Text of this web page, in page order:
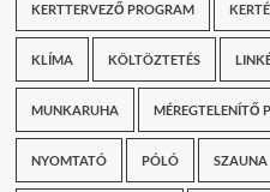
KERTTERVEZŐ PROGRAM
KLÍMA KÖLTÖZTETÉS
MUNKARUHA MÉREGTELENÍTŐ
NYOMTATÓ PÓLÓ SZAUNA